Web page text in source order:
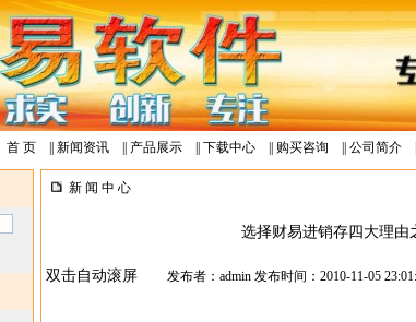
首 页|| 新闻资讯|| 产品展示|| 下载中心|| 购买咨询 公司简介||
新 闻 中 心
选择财易进销存四大理由
双击自动滚屏 发布者：admin 发布时间：2010-11-05